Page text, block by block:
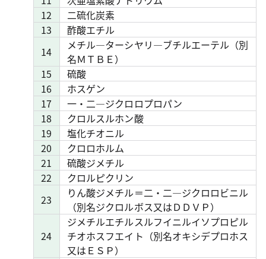
12
二硫化炭素
13
酢酸エチル
14
メチル―ターシヤリ―ブチルエーテル（別
名ＭＴＢＥ）
15
硫酸
16
ホスゲン
17
一・二―ジクロロプロパン
18
クロルスルホン酸
19
塩化チオニル
20
クロロホルム
21
硫酸ジメチル
22
クロルピクリン
23
りん酸ジメチル＝二・二―ジクロロビニル
（別名ジクロルボス又はＤＤＶＰ）
24
ジメチルエチルスルフイニルイソプロピル
チオホスフエイト（別名オキシデプロホス
又はＥＳＰ）